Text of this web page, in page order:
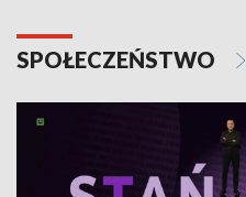
SPOŁECZEŃSTWO